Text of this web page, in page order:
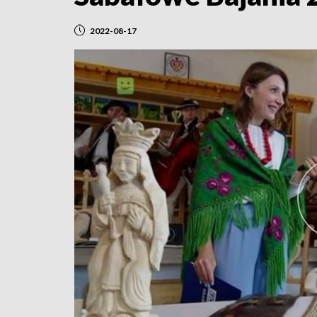
2022-08-17